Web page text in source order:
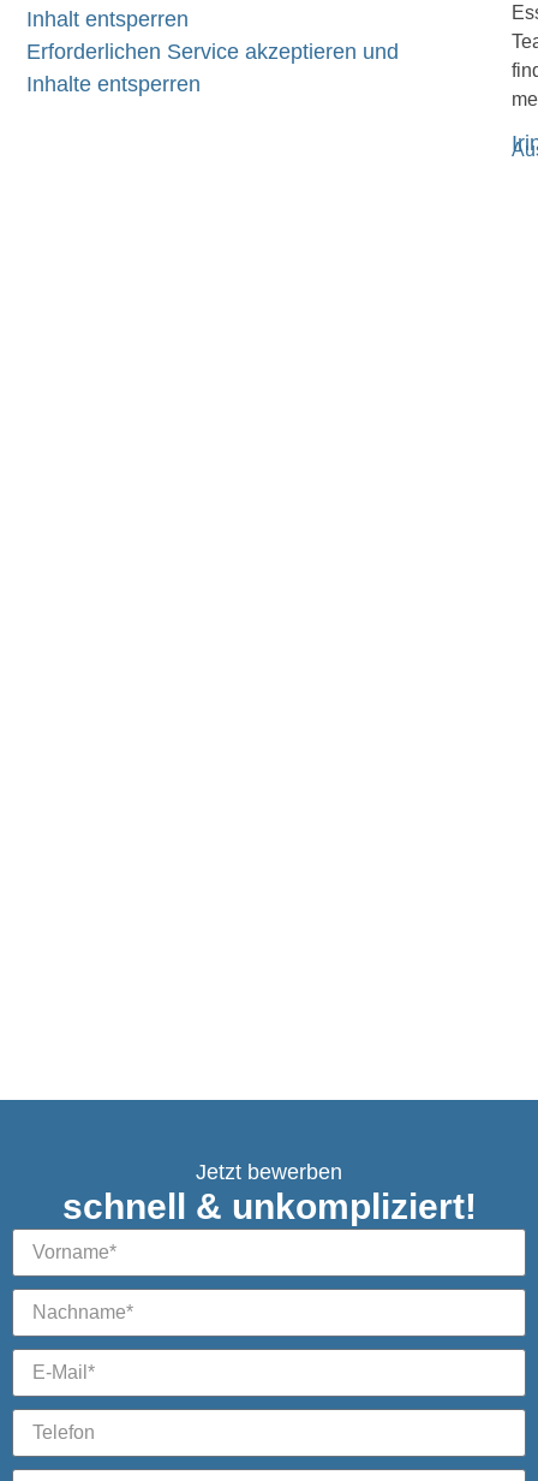
Inhalt entsperren
Erforderlichen Service akzeptieren und
Inhalte entsperren
Jetzt bewerben
schnell & unkompliziert!